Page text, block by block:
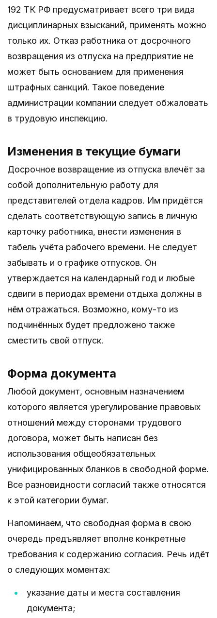
192 ТК РФ предусматривает всего три вида
дисциплинарных взысканий, применять можно
только их. Отказ работника от досрочного
возвращения из отпуска на предприятие не
может быть основанием для применения
штрафных санкций. Такое поведение
администрации компании следует обжаловать
в трудовую инспекцию.
Изменения в текущие бумаги
Досрочное возвращение из отпуска влечёт за
собой дополнительную работу для
представителей отдела кадров. Им придётся
сделать соответствующую запись в личную
карточку работника, внести изменения в
табель учёта рабочего времени. Не следует
забывать и о графике отпусков. Он
утверждается на календарный год и любые
сдвиги в периодах времени отдыха должны в
нём отражаться. Возможно, кому-то из
подчинённых будет предложено также
сместить свой отпуск.
Форма документа
Любой документ, основным назначением
которого является урегулирование правовых
отношений между сторонами трудового
договора, может быть написан без
использования общеобязательных
унифицированных бланков в свободной форме.
Все разновидности согласий также относятся
к этой категории бумаг.
Напоминаем, что свободная форма в свою
очередь предъявляет вполне конкретные
требования к содержанию согласия. Речь идёт
о следующих моментах:
указание даты и места составления
документа;